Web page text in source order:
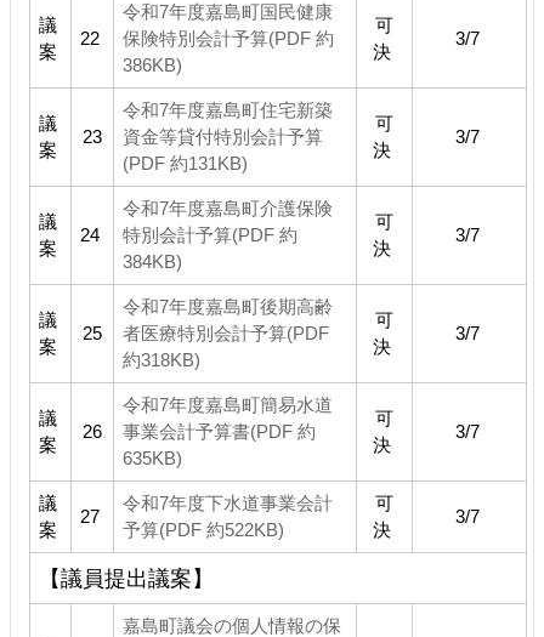
議
案
22
令和7年度嘉島町国民健康
保険特別会計予算(PDF 約
386KB)
可
決
3/7
議
案
23
令和7年度嘉島町住宅新築
資金等貸付特別会計予算
(PDF 約131KB)
可
決
3/7
議
案
24
令和7年度嘉島町介護保険
特別会計予算(PDF 約
384KB)
可
決
3/7
議
案
25
令和7年度嘉島町後期高齢
者医療特別会計予算(PDF
約318KB)
可
決
3/7
議
案
26
令和7年度嘉島町簡易水道
事業会計予算書(PDF 約
635KB)
可
決
3/7
議
案
27
令和7年度下水道事業会計
予算(PDF 約522KB)
可
決
3/7
【議員提出議案】
嘉島町議会の個人情報の保